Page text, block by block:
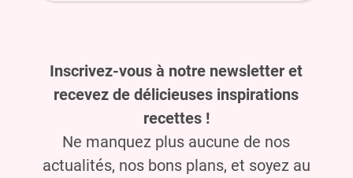
Inscrivez-vous à notre newsletter et
recevez de délicieuses inspirations
recettes !
Ne manquez plus aucune de nos
actualités, nos bons plans, et soyez au